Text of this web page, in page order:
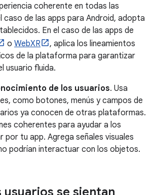
coherente en todas las
caso de las apps para Android, adopta
En el caso de las apps de
o WebXR
, aplica los lineamientos
de la plataforma para garantizar
usuario fluida.
de los usuarios. Usa
como botones, menús y campos de
ya conocen de otras plataformas.
coherentes para ayudar a los
por tu app. Agrega señales visuales
podrían interactuar con los objetos.
usuarios se sientan